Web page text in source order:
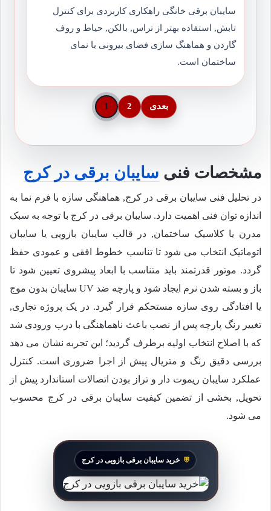
سایبان برقی خانگی راهکاری کاربردی برای کنترل
تابش, استفاده بهتر از تراس, بالکن, حیاط و روف
گاردن و هماهنگ سازی فضای بیرونی با نمای
ساختمان است.
1 2 بعدی
مشخصات فنی سایبان برقی در کرج
در تحلیل فنی سایبان برقی در کرج, هماهنگی سازه با فرم نما به
اندازه توان فنی اهمیت دارد. سایبان برقی در کرج با توجه به سبک
مدرن یا کلاسیک ساختمان, در قالب سایبان بازویی یا سایبان
اتوماتیک انتخاب می شود تا تناسب خطوط افقی و عمودی حفظ
گردد. موتور قدرتمند باید متناسب با ابعاد پیشروی تعیین شود تا
باز و بسته شدن نرم ایجاد شود و پارچه ضد UV سایبان بدون موج
یا افتادگی روی سازه مستحکم قرار گیرد. در یک پروژه تجاری,
تغییر رنگ پارچه پس از نصب باعث ناهماهنگی با درب ورودی شد
که با اصلاح انتخاب اولیه برطرف گردید؛ این تجربه نشان می دهد
بررسی دقیق رنگ و متریال پیش از اجرا ضروری است. کنترل
عملکرد سایبان ریموت دار و تراز بودن اتصالات استاندارد پیش از
تحویل, بخشی از تضمین کیفیت سایبان برقی در کرج محسوب
می شود.
خرید سایبان برقی بازویی در کرج